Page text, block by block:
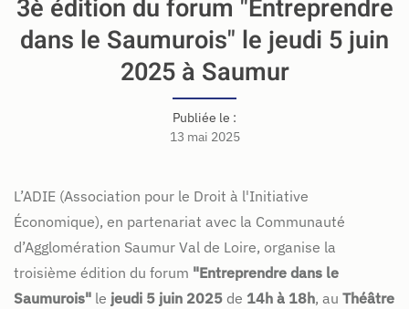
3è édition du forum "Entreprendre
dans le Saumurois" le jeudi 5 juin
2025 à Saumur
Publiée le :
13 mai 2025
L’ADIE (Association pour le Droit à l'Initiative
Économique), en partenariat avec la Communauté
d’Agglomération Saumur Val de Loire, organise la
troisième édition du forum "Entreprendre dans le
Saumurois" le jeudi 5 juin 2025 de 14h à 18h, au Théâtre